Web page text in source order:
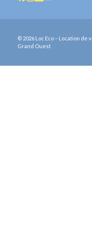
© 2026 Loc Eco – Location
Grand Ouest